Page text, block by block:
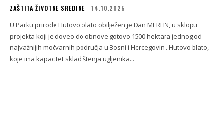
ZAŠTITA ŽIVOTNE SREDINE 14.10.2025
U Parku prirode Hutovo blato obilježen je Dan MERLIN, u sklopu
projekta koji je doveo do obnove gotovo 1500 hektara jednog od
najvažnijih močvarnih područja u Bosni i Hercegovini. Hutovo blato,
koje ima kapacitet skladištenja ugljenika...